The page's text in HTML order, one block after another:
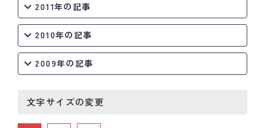
2011年の記事
2010年の記事
2009年の記事
文字サイズの変更